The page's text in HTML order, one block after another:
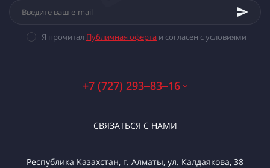
Я прочитал Публичная оферта и согласен с условиями
+7 (727) 293‒83‒16
СВЯЗАТЬСЯ С НАМИ
Республика Казахстан, г. Алматы, ул. Калдаякова, 38